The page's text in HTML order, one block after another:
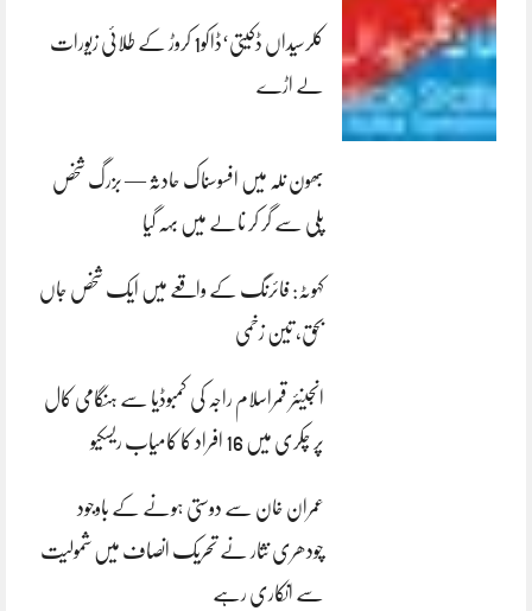
کلرسیداں ڈکیتی‘ڈاکو1 کروڑ کے طلائی زیورات
لے اڑے
بھون نلہ میں افسوسناک حادثہ — بزرگ شخص
پلی سے گر کر نالے میں بہہ گیا
کہوٹہ: فائرنگ کے واقعے میں ایک شخص جاں
بحق، تین زخمی
انجینئر قمراسلام راجہ کی کمبوڈیا سے ہنگامی کال
پر چکری میں 16 افراد کا کامیاب ریسکیو
عمران خان سے دوستی ہونے کے باوجود
چودھری نثار نے تحریک انصاف میں شمولیت
سے انکاری رہے